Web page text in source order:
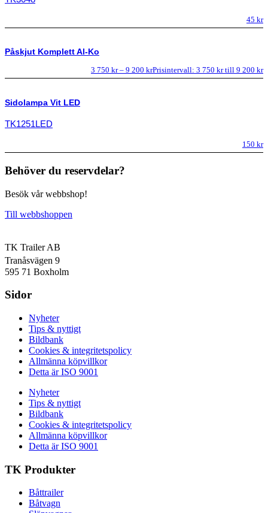
45 kr
Påskjut Komplett Al-Ko
3 750 kr – 9 200 krPrisintervall: 3 750 kr till 9 200 kr
Sidolampa Vit LED
TK1251LED
150 kr
Behöver du reservdelar?
Besök vår webbshop!
Till webbshoppen
TK Trailer AB
Tranåsvägen 9
595 71 Boxholm
Sidor
Nyheter
Tips & nyttigt
Bildbank
Cookies & integritetspolicy
Allmänna köpvillkor
Detta är ISO 9001
Nyheter
Tips & nyttigt
Bildbank
Cookies & integritetspolicy
Allmänna köpvillkor
Detta är ISO 9001
TK Produkter
Båttrailer
Båtvagn